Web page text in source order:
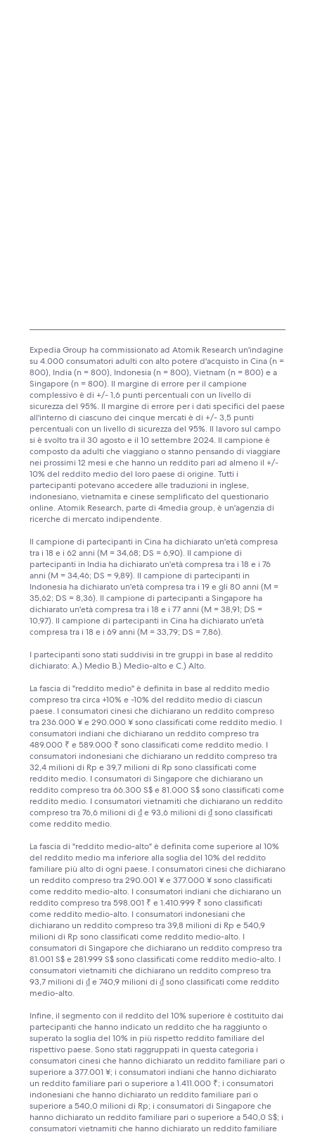
Expedia Group ha commissionato ad Atomik Research un'indagine
su 4.000 consumatori adulti con alto potere d'acquisto in Cina (n =
800), India (n = 800), Indonesia (n = 800), Vietnam (n = 800) e a
Singapore (n = 800). Il margine di errore per il campione
complessivo è di +/- 1,6 punti percentuali con un livello di
sicurezza del 95%. Il margine di errore per i dati specifici del paese
all'interno di ciascuno dei cinque mercati è di +/- 3,5 punti
percentuali con un livello di sicurezza del 95%. Il lavoro sul campo
si è svolto tra il 30 agosto e il 10 settembre 2024. Il campione è
composto da adulti che viaggiano o stanno pensando di viaggiare
nei prossimi 12 mesi e che hanno un reddito pari ad almeno il +/-
10% del reddito medio del loro paese di origine. Tutti i
partecipanti potevano accedere alle traduzioni in inglese,
indonesiano, vietnamita e cinese semplificato del questionario
online. Atomik Research, parte di 4media group, è un'agenzia di
ricerche di mercato indipendente.
Il campione di partecipanti in Cina ha dichiarato un'età compresa
tra i 18 e i 62 anni (M = 34,68; DS = 6,90). Il campione di
partecipanti in India ha dichiarato un'età compresa tra i 18 e i 76
anni (M = 34,46; DS = 9,89). Il campione di partecipanti in
Indonesia ha dichiarato un'età compresa tra i 19 e gli 80 anni (M =
35,62; DS = 8,36). Il campione di partecipanti a Singapore ha
dichiarato un'età compresa tra i 18 e i 77 anni (M = 38,91; DS =
10,97). Il campione di partecipanti in Cina ha dichiarato un'età
compresa tra i 18 e i 69 anni (M = 33,79; DS = 7,86).
I partecipanti sono stati suddivisi in tre gruppi in base al reddito
dichiarato: A.) Medio B.) Medio-alto e C.) Alto.
La fascia di "reddito medio" è definita in base al reddito medio
compreso tra circa +10% e -10% del reddito medio di ciascun
paese. I consumatori cinesi che dichiarano un reddito compreso
tra 236.000 ¥ e 290.000 ¥ sono classificati come reddito medio. I
consumatori indiani che dichiarano un reddito compreso tra
489.000 ₹ e 589.000 ₹ sono classificati come reddito medio. I
consumatori indonesiani che dichiarano un reddito compreso tra
32,4 milioni di Rp e 39,7 milioni di Rp sono classificati come
reddito medio. I consumatori di Singapore che dichiarano un
reddito compreso tra 66.300 S$ e 81.000 S$ sono classificati come
reddito medio. I consumatori vietnamiti che dichiarano un reddito
compreso tra 76,6 milioni di ₫ e 93,6 milioni di ₫ sono classificati
come reddito medio.
La fascia di "reddito medio-alto" è definita come superiore al 10%
del reddito medio ma inferiore alla soglia del 10% del reddito
familiare più alto di ogni paese. I consumatori cinesi che dichiarano
un reddito compreso tra 290.001 ¥ e 377.000 ¥ sono classificati
come reddito medio-alto. I consumatori indiani che dichiarano un
reddito compreso tra 598.001 ₹ e 1.410.999 ₹ sono classificati
come reddito medio-alto. I consumatori indonesiani che
dichiarano un reddito compreso tra 39,8 milioni di Rp e 540,9
milioni di Rp sono classificati come reddito medio-alto. I
consumatori di Singapore che dichiarano un reddito compreso tra
81.001 S$ e 281.999 S$ sono classificati come reddito medio-alto. I
consumatori vietnamiti che dichiarano un reddito compreso tra
93,7 milioni di ₫ e 740,9 milioni di ₫ sono classificati come reddito
medio-alto.
Infine, il segmento con il reddito del 10% superiore è costituito dai
partecipanti che hanno indicato un reddito che ha raggiunto o
superato la soglia del 10% in più rispetto reddito familiare del
rispettivo paese. Sono stati raggruppati in questa categoria i
consumatori cinesi che hanno dichiarato un reddito familiare pari o
superiore a 377.001 ¥; i consumatori indiani che hanno dichiarato
un reddito familiare pari o superiore a 1.411.000 ₹; i consumatori
indonesiani che hanno dichiarato un reddito familiare pari o
superiore a 540,0 milioni di Rp; i consumatori di Singapore che
hanno dichiarato un reddito familiare pari o superiore a 540,0 S$; i
consumatori vietnamiti che hanno dichiarato un reddito familiare